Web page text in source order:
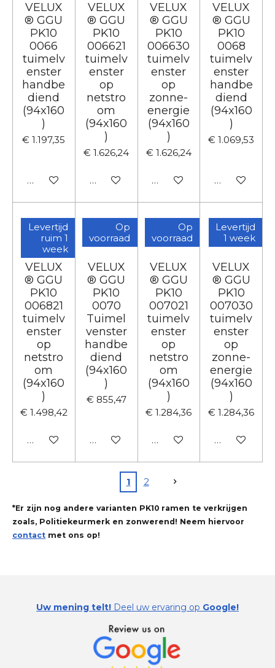
VELUX
® GGU
PK10
0066
tuimelv
enster
handbe
diend
(94x160
)
€ 1.197,35
In winkelwagen
VELUX
® GGU
PK10
006621
tuimelv
enster
op
netstro
om
(94x160
)
€ 1.626,24
In winkelwagen
VELUX
® GGU
PK10
006630
tuimelv
enster
op
zonne-
energie
(94x160
)
€ 1.626,24
In winkelwagen
VELUX
® GGU
PK10
0068
tuimelv
enster
handbe
diend
(94x160
)
€ 1.069,53
In
Levertijd
ruim 1
week
VELUX
® GGU
PK10
006821
tuimelv
enster
op
netstro
om
(94x160
)
€ 1.498,42
In winkelwagen
Op
voorraad
VELUX
® GGU
PK10
0070
Tuimel
venster
handbe
diend
(94x160
)
€ 855,47
In winkelwagen
Op
voorraad
VELUX
® GGU
PK10
007021
tuimelv
enster
op
netstro
om
(94x160
)
€ 1.284,36
In winkelwagen
Levertijd
1 week
VELUX
® GGU
PK10
007030
tuimelv
enster
op
zonne-
energie
(94x160
)
€ 1.284,36
In
1 2
*Er zijn nog andere varianten PK10 ramen te verkrijgen
zoals, Politiekeurmerk en zonwerend! Neem hiervoor
contact met ons op!
Uw mening telt! Deel uw ervaring op Google!